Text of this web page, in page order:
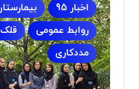
اخبار 95
روابط عمومی
قلک
مددکاری